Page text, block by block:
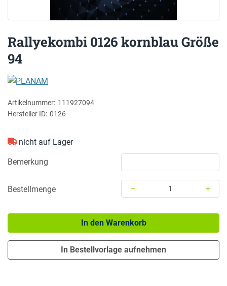
Rallyekombi 0126 kornblau Größe
94
Artikelnummer: 111927094
Hersteller ID: 0126
nicht auf Lager
Bemerkung
Bestellmenge –
+
In den Warenkorb
In Bestellvorlage aufnehmen